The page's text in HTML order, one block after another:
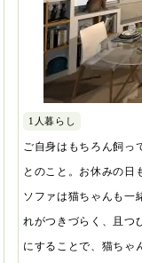
1人暮らし
ご自身はもちろん飼っ
とのこと。お休みの日
ソファは猫ちゃんも一
れがつきづらく、且つ
にすることで、猫ちゃ